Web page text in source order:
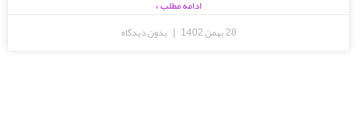
ادامه مطلب »
28 بهمن 1402
بدون دیدگاه